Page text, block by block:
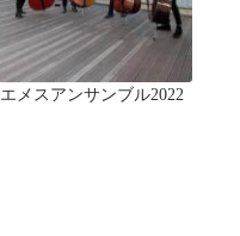
エメスアンサンブル2022